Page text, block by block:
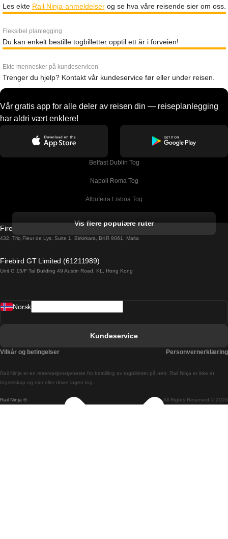
Les ekte Rail Ninja-anmeldelserog se hva våre reisende sier om oss.
Fleksibel planlegging
Du kan enkelt bestille togbilletter opptil ett år i forveien!
Ekte mennesker på kundeservicen
Trenger du hjelp? Kontakt vår kundeservice før eller under reisen.
Vår gratis app for alle deler av reisen din — reiseplanlegging
har aldri vært enklere!
Belfast Dublin Tog
Napoli Roma Tog
Albufeira Lisboa Tog
Barcelona Madrid Tog
Barcelona Sevilla Tog
Budapest Prague Tog
Vis flere populære ruter
Firebird GT Limited (OC 1451)
432, Triq Fleur de Lys, Suite 1, Birkirkara, BKR 9061, Malta
Firebird GT Limited (61211989)
Unit G 15/F Tal Building 49 Austin Road, KL, Hong Kong
Rail Ninja ® All Rights Reserved © 2026
Rail Ninja er en reservasjons­tjeneste for bestilling av togbilletter på nett. Rail Ninja er ikke et
togselskap og eier eller driver ingen tog.
Norsk
Kundeservice
Vilkår og betingelser Personvernerklæring